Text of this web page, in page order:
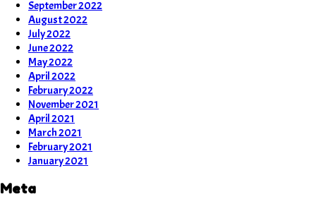
September 2022
August 2022
July 2022
June 2022
May 2022
April 2022
February 2022
November 2021
April 2021
March 2021
February 2021
January 2021
Meta